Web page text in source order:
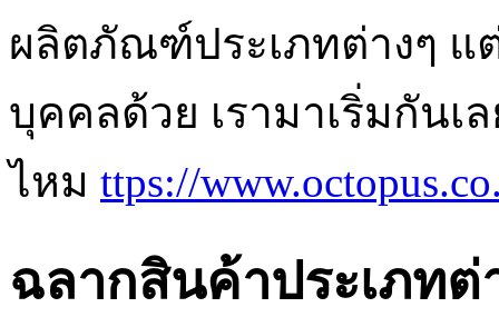
ผลิตภัณฑ์ประเภทต่างๆ แ
บุคคลด้วย เรามาเริ่มกันเ
ไหม ttps://
ฉลากสินค้าประเภทต่